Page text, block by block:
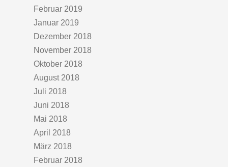
Februar 2019
Januar 2019
Dezember 2018
November 2018
Oktober 2018
August 2018
Juli 2018
Juni 2018
Mai 2018
April 2018
März 2018
Februar 2018